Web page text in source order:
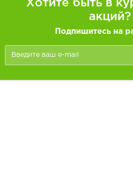
Хотите быть в
акций?
Подпишитесь на